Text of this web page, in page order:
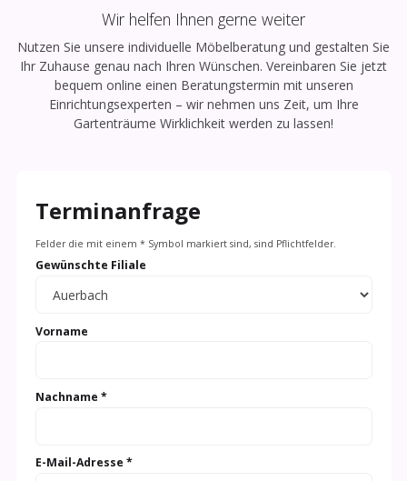
Wir helfen Ihnen gerne weiter
Nutzen Sie unsere individuelle Möbelberatung und gestalten Sie
Ihr Zuhause genau nach Ihren Wünschen. Vereinbaren Sie jetzt
bequem online einen Beratungstermin mit unseren
Einrichtungsexperten – wir nehmen uns Zeit, um Ihre
Gartenträume Wirklichkeit werden zu lassen!
Terminanfrage
Felder die mit einem * Symbol markiert sind, sind Pflichtfelder.
Gewünschte Filiale
Vorname
Nachname *
E-Mail-Adresse *